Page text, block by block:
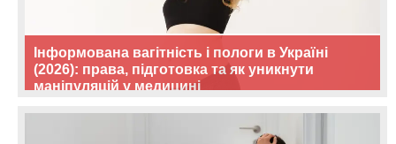
Інформована вагітність і пологи в Україні
(2026): права, підготовка та як уникнути
маніпуляцій у медицині